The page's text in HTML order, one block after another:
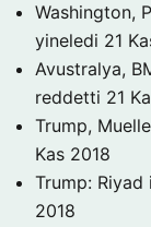
Washington,
yineledi 21
Avustralya,
reddetti 21
Trump,
Kas 2018
Trump:
2018